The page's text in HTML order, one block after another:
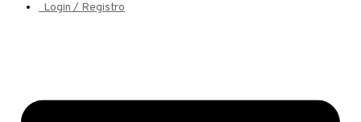
Login / Registro